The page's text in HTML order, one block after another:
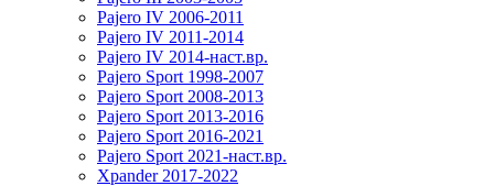
Pajero IV 2006-2011
Pajero IV 2011-2014
Pajero IV 2014-наст.вр.
Pajero Sport 1998-2007
Pajero Sport 2008-2013
Pajero Sport 2013-2016
Pajero Sport 2016-2021
Pajero Sport 2021-наст.вр.
Xpander 2017-2022